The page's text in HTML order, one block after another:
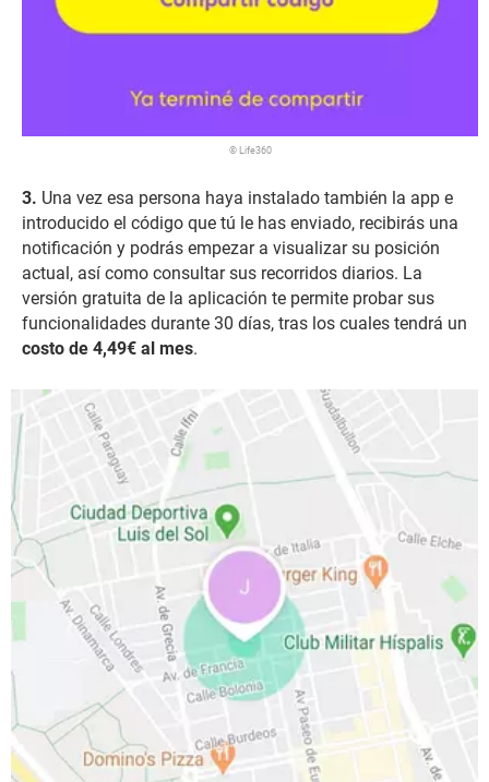
© Life360
Una vez esa persona haya instalado también la app e
introducido el código que tú le has enviado, recibirás una
notificación y podrás empezar a visualizar su posición
actual, así como consultar sus recorridos diarios. La
versión gratuita de la aplicación te permite probar sus
funcionalidades durante 30 días, tras los cuales tendrá un
costo de 4,49€ al mes.